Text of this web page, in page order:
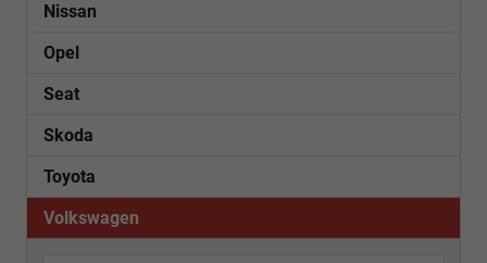
Nissan
Opel
Seat
Skoda
Toyota
Volkswagen